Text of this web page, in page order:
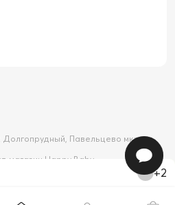
+2
Долгопрудный, Павельцево мкр-н,
магазин Happy Baby